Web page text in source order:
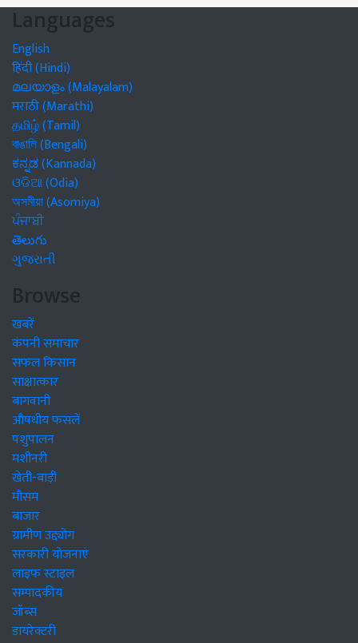
Languages
English
हिंदी (Hindi)
മലയാളം (Malayalam)
मराठी (Marathi)
தமிழ் (Tamil)
বাঙালি (Bengali)
ಕನ್ನಡ (Kannada)
ଓଡିଆ (Odia)
অসমীয়া (Asomiya)
ਪੰਜਾਬੀ
తెలుగు
ગુજરાતી
Browse
खबरें
कंपनी समाचार
सफल किसान
साक्षात्कार
बागवानी
औषधीय फसलें
पशुपालन
मशीनरी
खेती-बाड़ी
मौसम
बाजार
ग्रामीण उद्द्योग
सरकारी योजनाएं
लाइफ स्टाइल
सम्पादकीय
जॉब्स
डायरेक्टरी